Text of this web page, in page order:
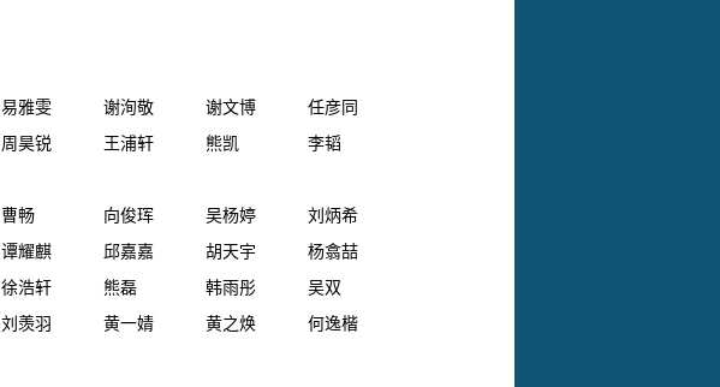
易雅雯 谢洵敬 谢文博
任彦同
周昊锐 王浦轩 熊凯
李韬
曹畅 向俊珲 吴杨婷
刘炳希
谭耀麒 邱嘉嘉 胡天宇
杨翕喆
徐浩轩 熊磊 韩雨彤
吴双
刘羡羽 黄一婧 黄之焕 何逸楷